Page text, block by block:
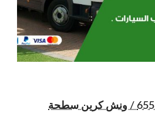
ونش الرقة / 65557275 / ونش كرين سطحة